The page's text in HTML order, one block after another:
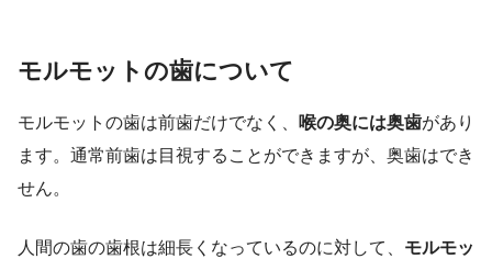
モルモット の歯について
モルモットの歯は前歯だけでなく、 喉の奥には奥歯があり
ます。通常前歯は目視することができますが、奥歯はでき
せん。
人間の歯の歯根は細長くなっているのに対して、 モルモッ